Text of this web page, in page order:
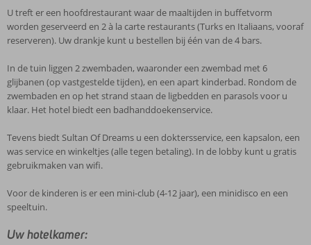
U treft er een hoofdrestaurant waar de maaltijden in buffetvorm
worden geserveerd en 2 à la carte restaurants (Turks en Italiaans, vooraf
reserveren). Uw drankje kunt u bestellen bij één van de 4 bars.
In de tuin liggen 2 zwembaden, waaronder een zwembad met 6
glijbanen (op vastgestelde tijden), en een apart kinderbad. Rondom de
zwembaden en op het strand staan de ligbedden en parasols voor u
klaar. Het hotel biedt een badhanddoekenservice.
Tevens biedt Sultan Of Dreams u een doktersservice, een kapsalon, een
was service en winkeltjes (alle tegen betaling). In de lobby kunt u gratis
gebruikmaken van wifi.
Voor de kinderen is er een mini-club (4-12 jaar), een minidisco en een
speeltuin.
Uw hotelkamer: